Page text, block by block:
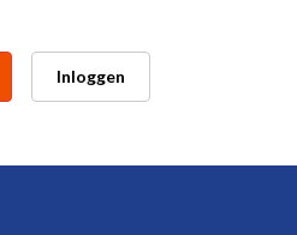
Inloggen